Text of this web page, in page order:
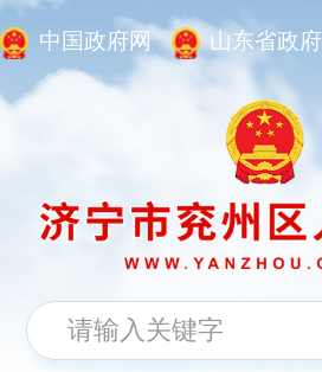
中国政府网 山东省政府